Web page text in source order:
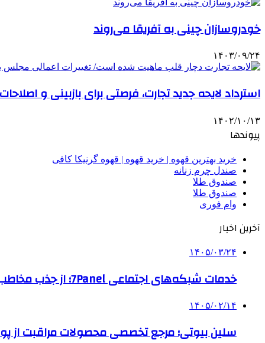
خودروسازان چینی به آفریقا می‌روند
۱۴۰۳/۰۹/۲۴
استرداد لایحه جدید تجارت، فرصتی برای بازبینی و
۱۴۰۲/۱۰/۱۳
پیوندها
خرید بهترین قهوه | خرید قهوه | قهوه گرنیکا کافی
صندل چرم زنانه
صندوق طلا
صندوق طلا
وام فوری
آخرین اخبار
۱۴۰۵/۰۳/۲۴
خدمات شبکه‌های اجتماعی 7Panel؛ از جذب مخاطب تا افزایش درآمد
۱۴۰۵/۰۲/۱۴
سلین بیوتی؛ مرجع تخصصی محصولات مراقبت از